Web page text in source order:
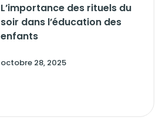
L’importance des rituels du
soir dans l’éducation des
enfants
octobre 28, 2025